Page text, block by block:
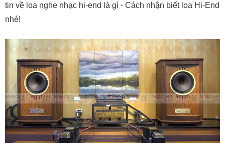
Loudspeakers):
tin về loa nghe nhạc hi-end là gì - Cách nhận biết loa Hi-End
nhé!